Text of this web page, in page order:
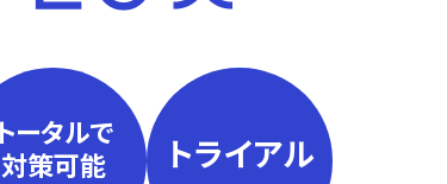
トータルで
対策可能
トライアル